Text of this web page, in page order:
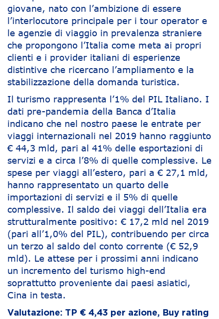
giovane, nato con l’ambizione di essere
l’interlocutore principale per i tour operator e
le agenzie di viaggio in prevalenza straniere
che propongono l’Italia come meta ai propri
clienti e i provider italiani di esperienze
distintive che ricercano l’ampliamento e la
stabilizzazione della domanda turistica.
Il turismo rappresenta l’1% del PIL Italiano. I
dati pre-pandemia della Banca d’Italia
indicano che nel nostro paese le entrate per
viaggi internazionali nel 2019 hanno raggiunto
€ 44,3 mld, pari al 41% delle esportazioni di
servizi e a circa l’8% di quelle complessive. Le
spese per viaggi all’estero, pari a € 27,1 mld,
hanno rappresentato un quarto delle
importazioni di servizi e il 5% di quelle
complessive. Il saldo dei viaggi dell’Italia era
strutturalmente positivo: € 17,2 mld nel 2019
(pari all’1,0% del PIL), contribuendo per circa
un terzo al saldo del conto corrente (€ 52,9
mld). Le attese per i prossimi anni indicano
un incremento del turismo high-end
soprattutto proveniente dai paesi asiatici,
Cina in testa.
Valutazione: TP € 4,43 per azione, Buy rating